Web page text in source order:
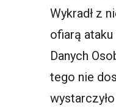
Wykradł z
ofiarą
Danych
tego nie